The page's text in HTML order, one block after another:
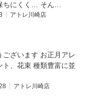
ちにくく… そん…
アトレ川崎店
ございます️ お正月アレ
ト、花束 種類豊富に並
アトレ川崎店